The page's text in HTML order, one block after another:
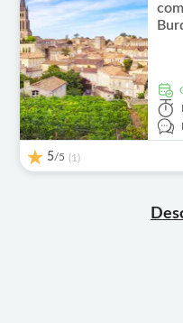
5/5 (1)